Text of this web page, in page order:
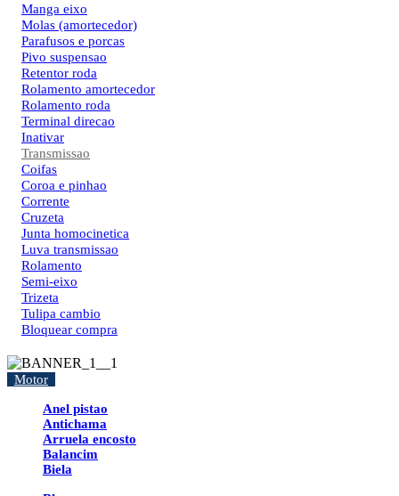
Manga eixo
Molas (amortecedor)
Parafusos e porcas
Pivo suspensao
Retentor roda
Rolamento amortecedor
Rolamento roda
Terminal direcao
Inativar
Transmissao
Coifas
Coroa e pinhao
Corrente
Cruzeta
Junta homocinetica
Luva transmissao
Rolamento
Semi-eixo
Trizeta
Tulipa cambio
Bloquear compra
Motor
Anel pistao
Antichama
Arruela encosto
Balancim
Biela